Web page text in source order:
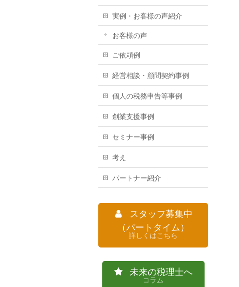
実例・お客様の声紹介
お客様の声
ご依頼例
経営相談・顧問契約事例
個人の税務申告等事例
創業支援事例
セミナー事例
考え
パートナー紹介
スタッフ募集中
（パートタイム）
詳しくはこちら
未来の税理士へ
コラム